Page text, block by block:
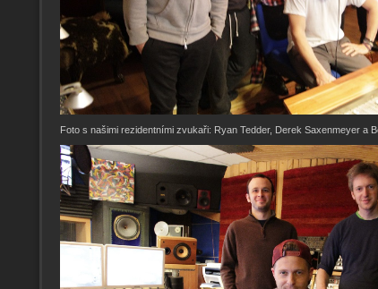
Foto s našimi rezidentními zvukaři: Ryan Tedder, Derek Saxenmeyer a